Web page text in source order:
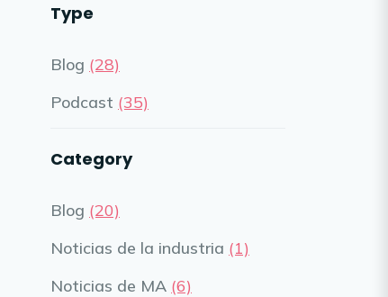
Type
Blog (28)
Podcast (35)
Category
Blog (20)
Noticias de la industria (1)
Noticias de MA (6)